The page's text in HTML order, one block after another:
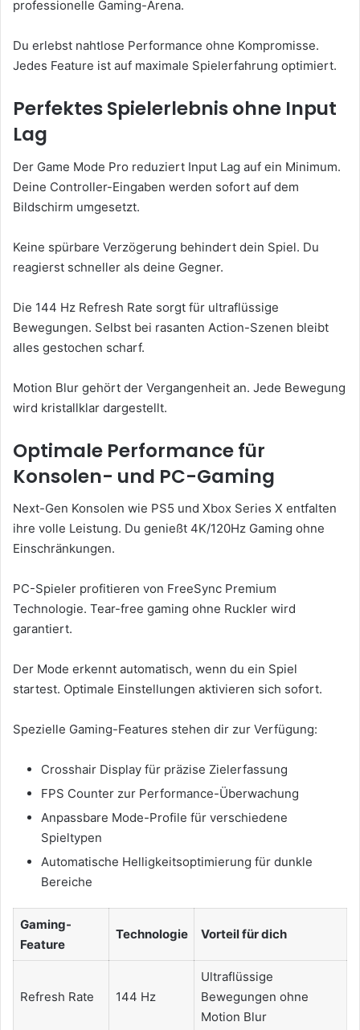
professionelle Gaming-Arena.
Du erlebst nahtlose Performance ohne Kompromisse.
Jedes Feature ist auf maximale Spielerfahrung optimiert.
Perfektes Spielerlebnis ohne Input
Lag
Der Game Mode Pro reduziert Input Lag auf ein Minimum.
Deine Controller-Eingaben werden sofort auf dem
Bildschirm umgesetzt.
Keine spürbare Verzögerung behindert dein Spiel. Du
reagierst schneller als deine Gegner.
Die 144 Hz Refresh Rate sorgt für ultraflüssige
Bewegungen. Selbst bei rasanten Action-Szenen bleibt
alles gestochen scharf.
Motion Blur gehört der Vergangenheit an. Jede Bewegung
wird kristallklar dargestellt.
Optimale Performance für
Konsolen- und PC-Gaming
Next-Gen Konsolen wie PS5 und Xbox Series X entfalten
ihre volle Leistung. Du genießt 4K/120Hz Gaming ohne
Einschränkungen.
PC-Spieler profitieren von FreeSync Premium
Technologie. Tear-free gaming ohne Ruckler wird
garantiert.
Der Mode erkennt automatisch, wenn du ein Spiel
startest. Optimale Einstellungen aktivieren sich sofort.
Spezielle Gaming-Features stehen dir zur Verfügung:
Crosshair Display für präzise Zielerfassung
FPS Counter zur Performance-Überwachung
Anpassbare Mode-Profile für verschiedene
Spieltypen
Automatische Helligkeitsoptimierung für dunkle
Bereiche
Gaming-
Feature
Technologie Vorteil für dich
Refresh Rate 144 Hz
Ultraflüssige
Bewegungen ohne
Motion Blur